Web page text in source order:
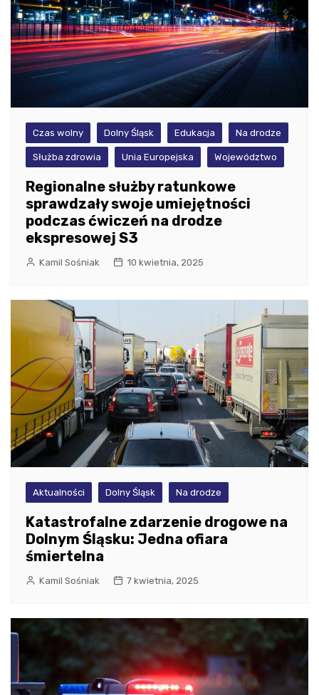
Czas wolny Dolny Śląsk Edukacja Na drodze
Służba zdrowia Unia Europejska Województwo
Regionalne służby ratunkowe
sprawdzały swoje umiejętności
podczas ćwiczeń na drodze
ekspresowej S3
Kamil Sośniak 10 kwietnia, 2025
Aktualności Dolny Śląsk Na drodze
Katastrofalne zdarzenie drogowe na
Dolnym Śląsku: Jedna ofiara
śmiertelna
Kamil Sośniak 7 kwietnia, 2025